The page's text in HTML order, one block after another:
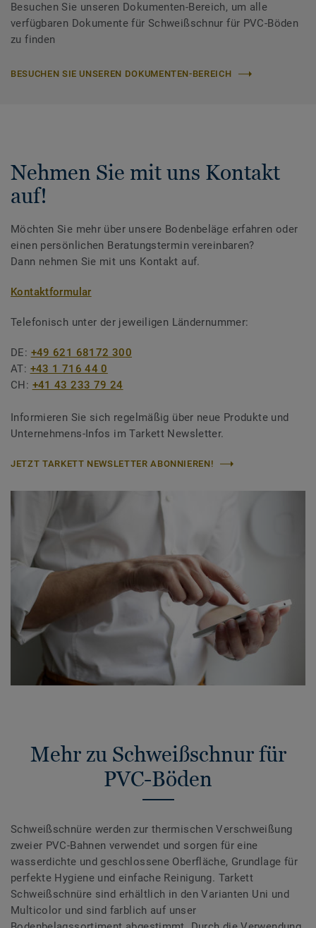
Besuchen Sie unseren Dokumenten-Bereich, um alle
verfügbaren Dokumente für Schweißschnur für PVC-Böden
zu finden
BESUCHEN SIE UNSEREN DOKUMENTEN-BEREICH
Nehmen Sie mit uns Kontakt
auf!
Möchten Sie mehr über unsere Bodenbeläge erfahren oder
einen persönlichen Beratungstermin vereinbaren?
Dann nehmen Sie mit uns Kontakt auf.
Kontaktformular
Telefonisch unter der jeweiligen Ländernummer:
DE: +49 621 68172 300
AT: +43 1 716 44 0
CH: +41 43 233 79 24
Informieren Sie sich regelmäßig über neue Produkte und
Unternehmens-Infos im Tarkett Newsletter.
JETZT TARKETT NEWSLETTER ABONNIEREN!
Mehr zu Schweißschnur für
PVC-Böden
Schweißschnüre werden zur thermischen Verschweißung
zweier PVC-Bahnen verwendet und sorgen für eine
wasserdichte und geschlossene Oberfläche, Grundlage für
perfekte Hygiene und einfache Reinigung. Tarkett
Schweißschnüre sind erhältlich in den Varianten Uni und
Multicolor und sind farblich auf unser